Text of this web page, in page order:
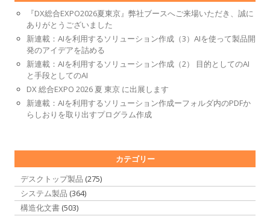
『DX総合EXPO2026夏東京』弊社ブースへご来場いただき、誠に
ありがとうございました
新連載：AIを利用するソリューション作成（3）AIを使って製品開
発のアイデアを詰める
新連載：AIを利用するソリューション作成（2） 目的としてのAI
と手段としてのAI
DX 総合EXPO 2026 夏 東京 に出展します
新連載：AIを利用するソリューション作成ーフォルダ内のPDFか
らしおりを取り出すプログラム作成
カテゴリー
デスクトップ製品 (275)
システム製品 (364)
構造化文書 (503)